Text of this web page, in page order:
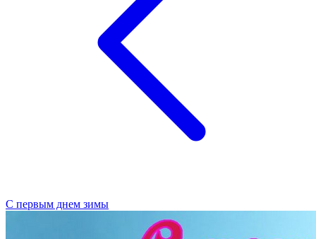
С первым днем зимы